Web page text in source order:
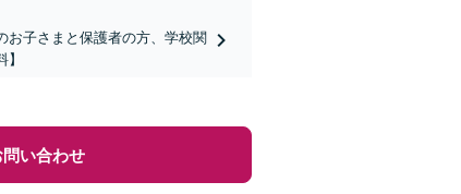
お子さまと保護者の方、学校関
問い合わせ